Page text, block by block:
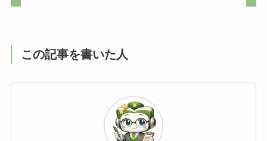
この記事を書いた人